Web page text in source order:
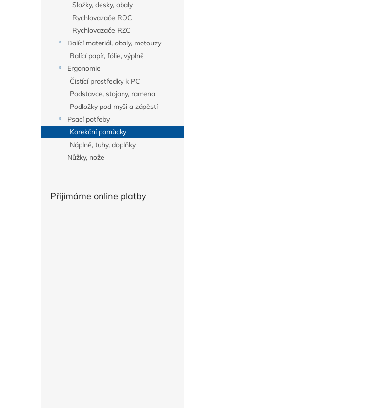
Složky, desky, obaly
Rychlovazače ROC
Rychlovazače RZC
Balící materiál, obaly, motouzy
Balící papír, fólie, výplně
Ergonomie
Čistící prostředky k PC
Podstavce, stojany, ramena
Podložky pod myši a zápěstí
Psací potřeby
Korekční pomůcky
Náplně, tuhy, doplňky
Nůžky, nože
Přijímáme online platby